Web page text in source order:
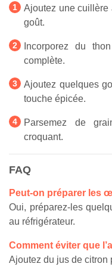
Ajoutez une cuillère
goût.
Incorporez du
complète.
Ajoutez quelques
touche épicée.
Parsemez de
croquant.
FAQ
Peut-on préparer les
Oui, préparez-les
au réfrigérateur.
Comment éviter que
Ajoutez du jus de citron